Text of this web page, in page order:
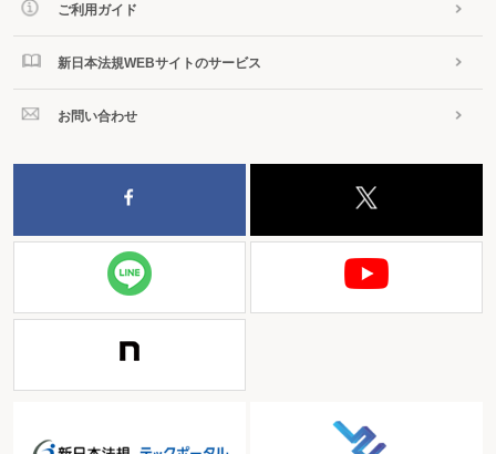
ご利用ガイド
新日本法規WEBサイトのサービス
お問い合わせ